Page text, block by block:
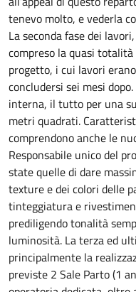
tenevo molto, e vederla
La seconda fase dei
compreso la quasi
progetto, i cui lavori
concludersi sei mesi
interna, il tutto per una
metri quadrati.
comprendono anche le
Responsabile unico del
state quelle di dare
texture e dei colori delle
tinteggiatura e
prediligendo tonalità
luminosità. La terza ed
principalmente la
previste 2 Sale Parto (1